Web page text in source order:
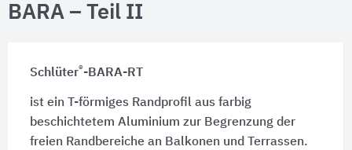
BARA – Teil II
Schlüter®-BARA-RT
ist ein T-förmiges Randprofil aus farbig
beschichtetem Aluminium zur Begrenzung der
freien Randbereiche an Balkonen und Terrassen.